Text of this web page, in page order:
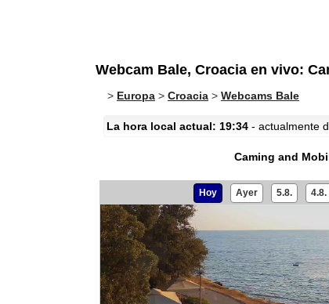
Webcam Bale, Croacia en vivo:
> Europa > Croacia > Webcams Bale
La hora local actual: 19:34 - actualmente
Caming and
Hoy Ayer 5.8. 4.8.